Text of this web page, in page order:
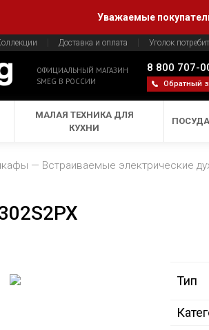
Уважаемые
Доставка и оплата Уголок
ОФИЦИАЛЬНЫЙ МАГАЗИН
SMEG В РОССИИ
8 800 707-
Обратный
МАЛАЯ ТЕХНИКА ДЛЯ
КУХНИ
ПОСУДА
Встраиваемые электрические
Тип